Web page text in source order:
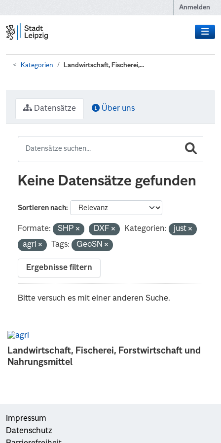
Anmelden
Kategorien Landwirtschaft, Fischerei,...
Landwirtschaft, Fischerei, Forstwirtschaft und
Nahrungsmittel
Datensätze Über uns
Keine Datensätze gefunden
Sortieren nach
Formate: SHP DXF Kategorien:
just
agri
Tags: GeoSN
Ergebnisse filtern
Bitte versuch es mit einer anderen Suche.
Impressum
Datenschutz